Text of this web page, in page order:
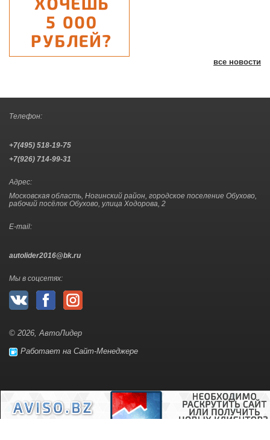
все новости
Телефон:
+7(495) 518-19-75
+7(926) 714-99-31
Адрес:
Московская область, Ногинский район, городское поселение Обухово,
рабочий посёлок Обухово, улица Ходорова, 2
E-mail:
autolider2016@bk.ru
Мы в соцсетях:
© 2026, АвтоЛидер
Работает на Сайт-Менеджере